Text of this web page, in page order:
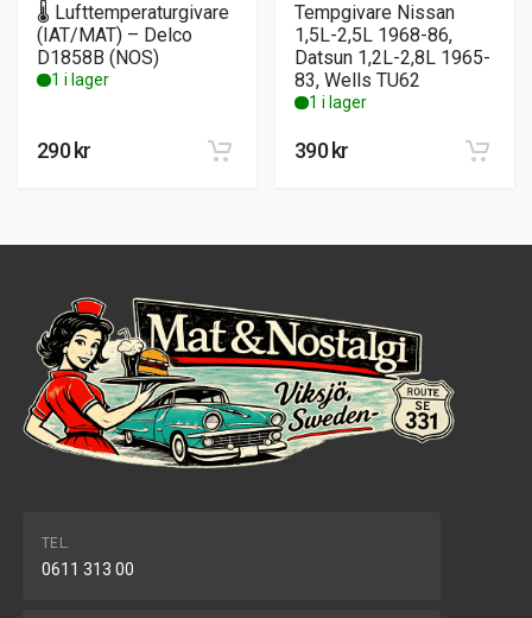
🌡️ Lufttemperaturgivare
(IAT/MAT) – Delco
D1858B (NOS)
1 i lager
290 kr
Tempgivare Nissan
1,5L-2,5L 1968-86,
Datsun 1,2L-2,8L 1965-
83, Wells TU62
1 i lager
390 kr
TEL.
0611 313 00